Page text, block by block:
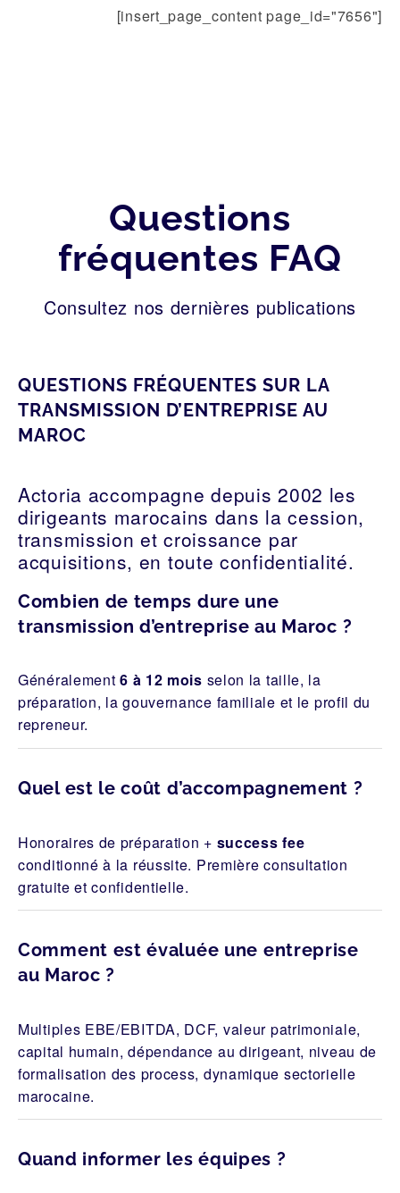
[insert_page_content page_id="7656"]
Questions
fréquentes FAQ
Consultez nos dernières publications
QUESTIONS FRÉQUENTES SUR LA
TRANSMISSION D’ENTREPRISE AU
MAROC
Actoria accompagne depuis 2002 les
dirigeants marocains dans la cession,
transmission et croissance par
acquisitions, en toute confidentialité.
Combien de temps dure une
transmission d’entreprise au Maroc ?
Généralement6 à 12 mois selon la taille, la
préparation, la gouvernance familiale et le profil du
repreneur.
Quel est le coût d’accompagnement ?
Honoraires de préparation + success fee
conditionné à la réussite. Première consultation
gratuite et confidentielle.
Comment est évaluée une entreprise
au Maroc ?
Multiples EBE/EBITDA, DCF, valeur patrimoniale,
capital humain, dépendance au dirigeant, niveau de
formalisation des process, dynamique sectorielle
marocaine.
Quand informer les équipes ?